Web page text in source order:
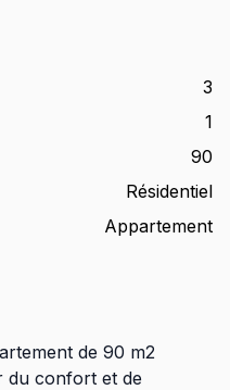
3
1
90
Résidentiel
Appartement
de 90 m2
du confort et de